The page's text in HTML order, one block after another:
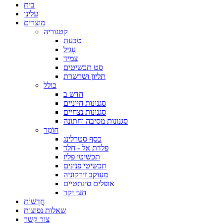
בית
עלינו
מוצרים
קטגוריה
טַבַּעַת
עָגִיל
צמיד
סט תכשיטים
תליון ושרשרת
כולל
חדש ב
סגנונות חיוניים
סגנונות נצחיים
סגנונות מסיבה וחתונה
חוֹמֶר
כסף סטרלינג
פלדת אל - חלד
תכשיטי פליז
תכשיטי פנינים
מעוקב זירקוניה
אופלים סינתטיים
חצי יקר
חֲדָשׁוֹת
שאלות נפוצות
צור קשר